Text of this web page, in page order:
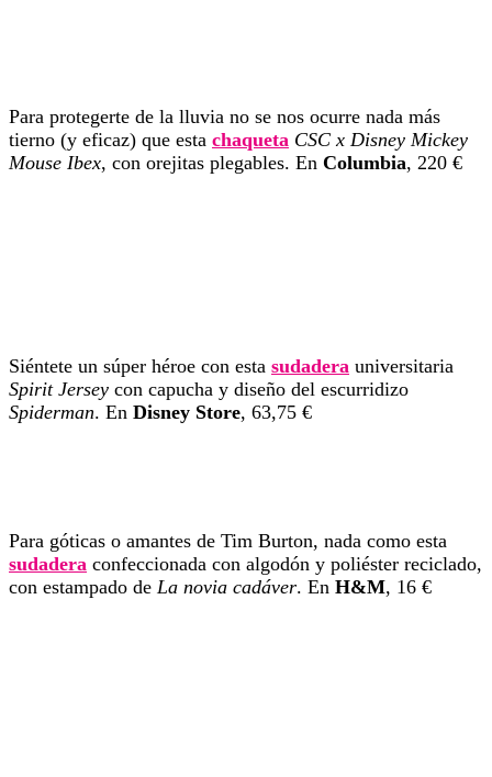
Para protegerte de la lluvia no se nos ocurre nada más
tierno (y eficaz) que esta chaqueta CSC x Disney Mickey
Mouse Ibex, con orejitas plegables. En Columbia, 220 €
Siéntete un súper héroe con esta sudadera universitaria
Spirit Jersey con capucha y diseño del escurridizo
Spiderman. En Disney Store, 63,75 €
Para góticas o amantes de Tim Burton, nada como esta
sudadera confeccionada con algodón y poliéster reciclado,
con estampado de La novia cadáver. En H&M, 16 €